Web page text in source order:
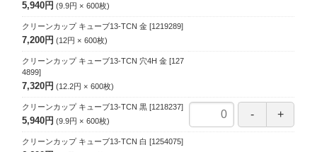
5,940円 9.9円 600枚
クリーンカップ キューブ13-TCN 金 [1219289]
7,200円 12円 600枚
クリーンカップ キューブ13-TCN 穴4H 金 [127
4899]
7,320円 12.2円 600枚
クリーンカップ キューブ13-TCN 黒 [1218237]
5,940円 9.9円 600枚
クリーンカップ キューブ13-TCN 白 [1254075]